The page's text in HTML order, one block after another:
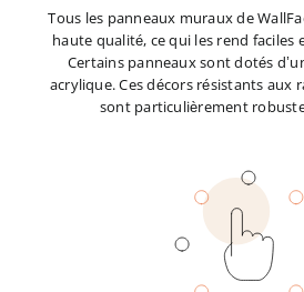
Tous les panneaux muraux de
haute qualité, ce qui les rend faciles
Certains panneaux sont dotés
acrylique. Ces décors résistants aux
sont particulièrement